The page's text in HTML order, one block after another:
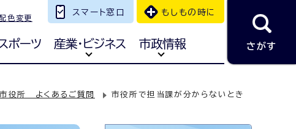
色変更
スマート窓口 もしもの時に
ポーツ 産業・ビジネス 市政情報 さがす
市役所 よくあるご質問
市役所で担当課が分からないとき